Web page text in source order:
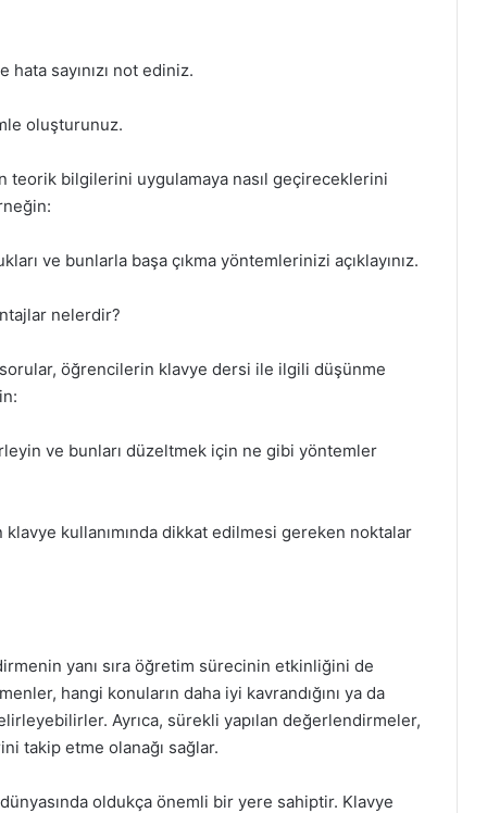
hata sayınızı not ediniz.
oluşturunuz.
teorik bilgilerini uygulamaya nasıl geçireceklerini
ve bunlarla başa çıkma yöntemlerinizi açıklayınız.
nelerdir?
öğrencilerin klavye dersi ile ilgili düşünme
ve bunları düzeltmek için ne gibi yöntemler
klavye kullanımında dikkat edilmesi gereken noktalar
yanı sıra öğretim sürecinin etkinliğini de
hangi konuların daha iyi kavrandığını ya da
Ayrıca, sürekli yapılan değerlendirmeler,
takip etme olanağı sağlar.
oldukça önemli bir yere sahiptir. Klavye